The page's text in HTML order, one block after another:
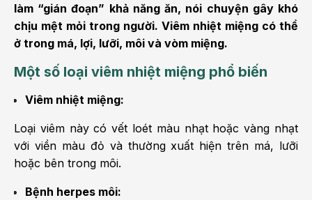
làm “gián đoạn” khả năng ăn, nói chuyện gây khó
chịu mệt mỏi trong người. Viêm nhiệt miệng có thể
ở trong má, lợi, lưỡi, môi và vòm miệng.
Một số loại viêm nhiệt miệng phổ biến
Viêm nhiệt miệng:
Loại viêm này có vết loét màu nhạt hoặc vàng nhạt
với viền màu đỏ và thường xuất hiện trên má, lưỡi
hoặc bên trong môi.
Bệnh herpes môi: